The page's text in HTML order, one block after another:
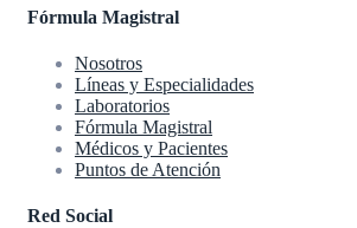
Fórmula Magistral
Nosotros
Líneas y Especialidades
Laboratorios
Fórmula Magistral
Médicos y Pacientes
Puntos de Atención
Red Social